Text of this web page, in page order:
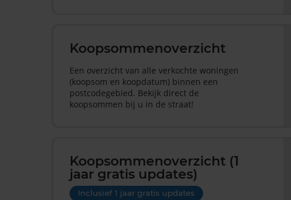
Koopsommenoverzicht
Een overzicht van alle verkochte woningen
(koopsom en koopdatum) binnen een
postcodegebied. Bekijk direct de
koopsommen bij u in de straat!
Koopsommenoverzicht (1
jaar gratis updates)
Inclusief 1 jaar gratis updates